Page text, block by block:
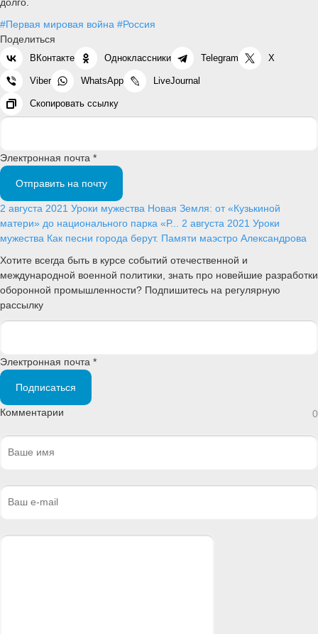
#Первая мировая война #Россия
Поделиться
ВКонтакте Одноклассники Telegram X
Viber WhatsApp LiveJournal
Скопировать ссылку
Электронная почта *
Отправить на почту
2 августа 2021 Уроки мужества Новая Земля: от «Кузькиной
матери» до национального парка «Р... 2 августа 2021 Уроки
мужества Как песни города берут. Памяти маэстро Александрова
Хотите всегда быть в курсе событий отечественной и
международной военной политики, знать про новейшие разработки
оборонной промышленности? Подпишитесь на регулярную
рассылку
Электронная почта *
Подписаться
Комментарии 0